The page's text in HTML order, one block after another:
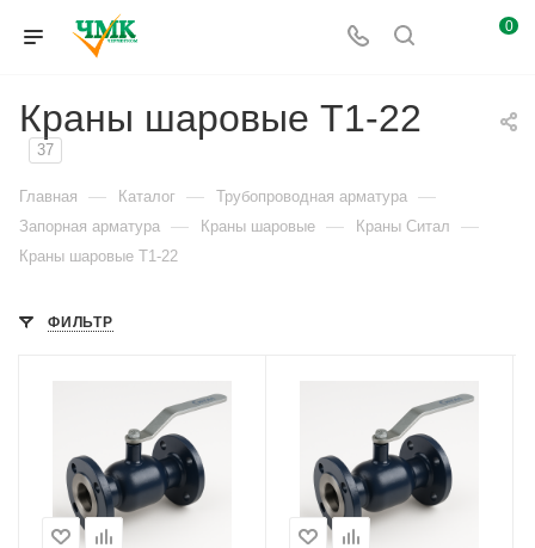
0
Краны шаровые T1-22
37
Главная — Каталог — Трубопроводная арматура —
Запорная арматура — Краны шаровые — Краны Ситал —
Краны шаровые T1-22
ФИЛЬТР